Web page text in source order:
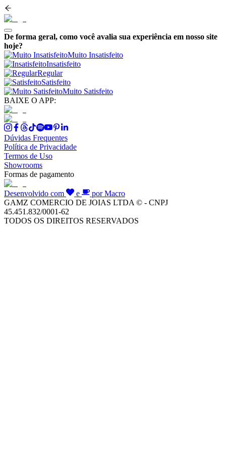
De forma geral, como você avalia sua experiência em nosso site
hoje?
Muito Insatisfeito
Insatisfeito
Regular
Satisfeito
Muito Satisfeito
BAIXE O APP:
Dúvidas Frequentes
Política de Privacidade
Termos de Uso
Showrooms
Formas de pagamento
Desenvolvido com e
por Macro
GAMZ COMERCIO DE JOIAS LTDA © - CNPJ
45.451.832/0001-62
TODOS OS DIREITOS RESERVADOS